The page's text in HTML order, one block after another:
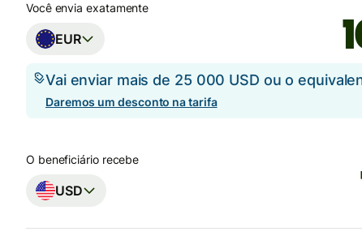
Você envia exatamente
EUR
Vai enviar mais de 25 000 USD ou o
Daremos um desconto na tarifa
O beneficiário recebe
USD